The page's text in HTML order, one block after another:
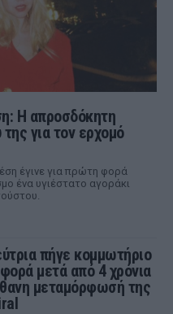
Η απροσδόκητη
για τον ερχομό
έγινε για πρώτη φορά
ένα υγιέστατο αγοράκι
πήγε κομμωτήριο
μετά από 4 χρόνια
μεταμόρφωσή της